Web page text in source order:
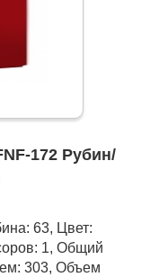
172 Рубин/
63, Цвет:
1, Общий
303, Объем